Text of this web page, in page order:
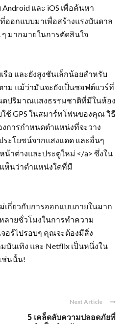
Android และ iOS เพื่อค้นหา
ออกแบบมาเพื่อสร้างแรงบันดาล
มากมายในการตัดสินใจ
อ และยังสูงชันเล็กน้อยสำหรับ
าม แม้ว่ามันจะยังเป็นซอฟต์แวร์ที่
ปริมาณแสงธรรมชาติที่มีในห้อง
ช้ GPS ในสมาร์ทโฟนของคุณ วิธี
การกำหนดตำแหน่งที่จะวาง
ระโยชน์จากแสงแดด และอื่นๆ
าต่างและประตูใหม่ </a> ซึ่งใน
ห็นว่าตำแหน่งใดที่มี
เกี่ยวกับการออกแบบภายในมาก
ายชั่วโมงในการทำความ
อร์ไปรอบๆ คุณจะต้องมีสิ่ง
บันเทิง และ Netflix เป็นหนึ่งใน
ช่นนั้น!
Next Article
5 เคล็ดลับความปลอดภัยที่